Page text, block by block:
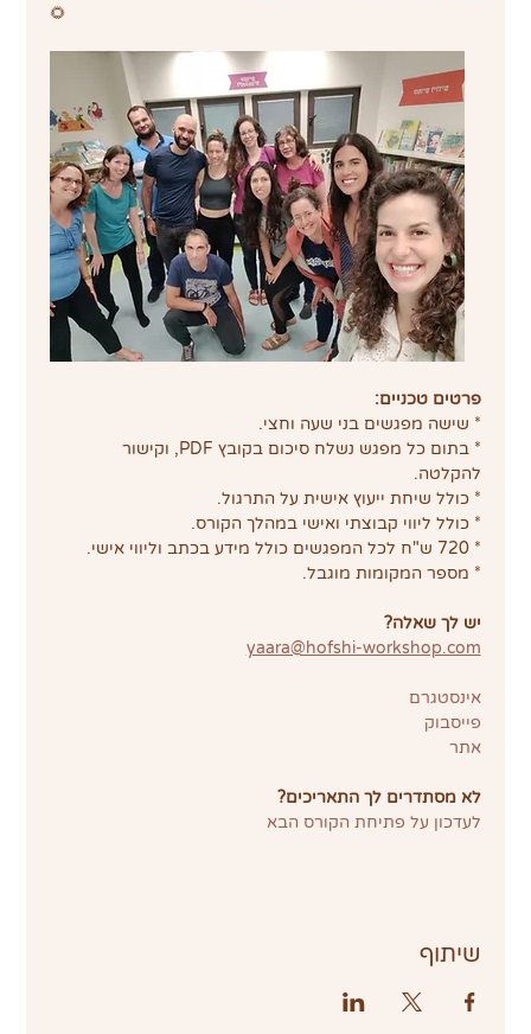
🌻
פרטים טכניים:
* שישה מפגשים בני שעה וחצי.
* בתום כל מפגש נשלח סיכום בקובץ PDF, וקישור
להקלטה.
* כולל שיחת ייעוץ אישית על התרגול.
* כולל ליווי קבוצתי ואישי במהלך הקורס.
* 720 ש"ח לכל המפגשים כולל מידע בכתב וליווי אישי.
* מספר המקומות מוגבל.
יש לך שאלה?
yaara@hofshi-workshop.com
אינסטגרם
פייסבוק
אתר
לא מסתדרים לך התאריכים?
לעדכון על פתיחת הקורס הבא
שיתוף